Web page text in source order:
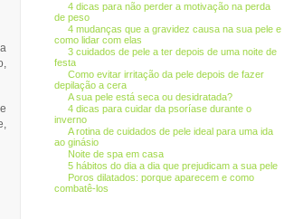
4 dicas para não perder a motivação na perda
de peso
4 mudanças que a gravidez causa na sua pele e
como lidar com elas
3 cuidados de pele a ter depois de uma noite de
festa
Como evitar irritação da pele depois de fazer
depilação a cera
A sua pele está seca ou desidratada?
4 dicas para cuidar da psoríase durante o
inverno
A rotina de cuidados de pele ideal para uma ida
ao ginásio
Noite de spa em casa
5 hábitos do dia a dia que prejudicam a sua pele
Poros dilatados: porque aparecem e como
combatê-los